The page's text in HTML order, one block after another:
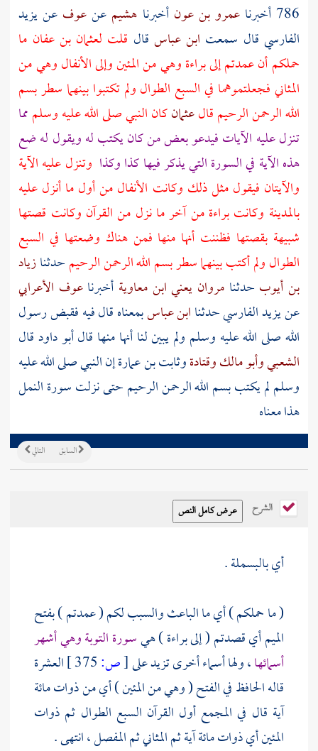
786 أخبرنا
عمرو بن عونأخبرنا هشيم عنعوف عنيزيد
الفارسي قال سمعت ابن عباس قال قلت لعثمان بن عفان ما
حملكم أن عمدتم إلى براءة وهي من المئين وإلى الأنفال وهي من
المثاني فجعلتموهما في السبع الطوال ولم تكتبوا بينهما سطر بسم
الله الرحمن الرحيم قالعثمانكان النبي صلى الله عليه وسلممما
تنزل عليه الآيات فيدعو بعض من كان يكتب له ويقول له ضع
هذه الآية في السورة التي يذكر فيها كذا وكذا وتنزل عليه الآية
والآيتان فيقول مثل ذلك وكانت الأنفال من أول ما أنزل عليه
بالمدينة وكانت براءة من آخر ما نزل من القرآن وكانت قصتها
شبيهة بقصتها فظننت أنها منها فمن هناك وضعتها في السبع
الطوال ولم أكتب بينهما سطر بسم الله الرحمن الرحيمحدثنازياد
بن أيوب حدثنامروان يعني ابن معاوية أخبرناعوف الأعرابي
عنيزيد الفارسيحدثناابن عباسبمعناه قال فيه فقبض رسول
الله صلى الله عليه وسلم ولم يبين لنا أنها منها قال أبو داود قال
الشعبيوأبو مالكوقتادةوثابت بن عمارةإن النبي صلى الله عليه
وسلم لم يكتب بسم الله الرحمن الرحيم حتى نزلت سورة النمل
هذا معناه
التالي السابق
الشرح
أي بالبسملة .
( ما حملكم ) أي ما الباعث والسبب لكم ( عمدتم ) بفتح
الميم أي قصدتم ( إلى براءة ) هيسورة التوبة وهي أشهر
أسمائها، ولها أسماء أخرى تزيد على[ص:
العشرة
قاله الحافظ في الفتح ( وهي من المئين ) أي من ذوات مائة
آية قال في المجمع أول القرآن السبع الطوال ثم ذوات
المئين أي ذوات مائة آية ثم المثاني ثم المفصل ، انتهى .